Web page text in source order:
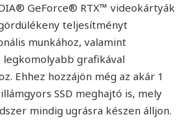
GeForce® RTX™ videokártyák
teljesítményt
munkához, valamint
grafikával
Ehhez hozzájön még az akár 1
SSD meghajtó is, mely
mindig ugrásra készen álljon.